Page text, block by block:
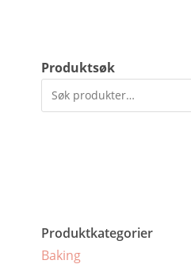
Produktsøk
Produktkategorier
Baking